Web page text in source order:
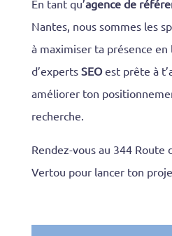
En tant qu’agence de
Nantes, nous sommes les
à maximiser ta présence
d’experts SEOest prête à
améliorer ton
recherche.
Rendez-vous au 344 Route
Vertou pour lancer ton